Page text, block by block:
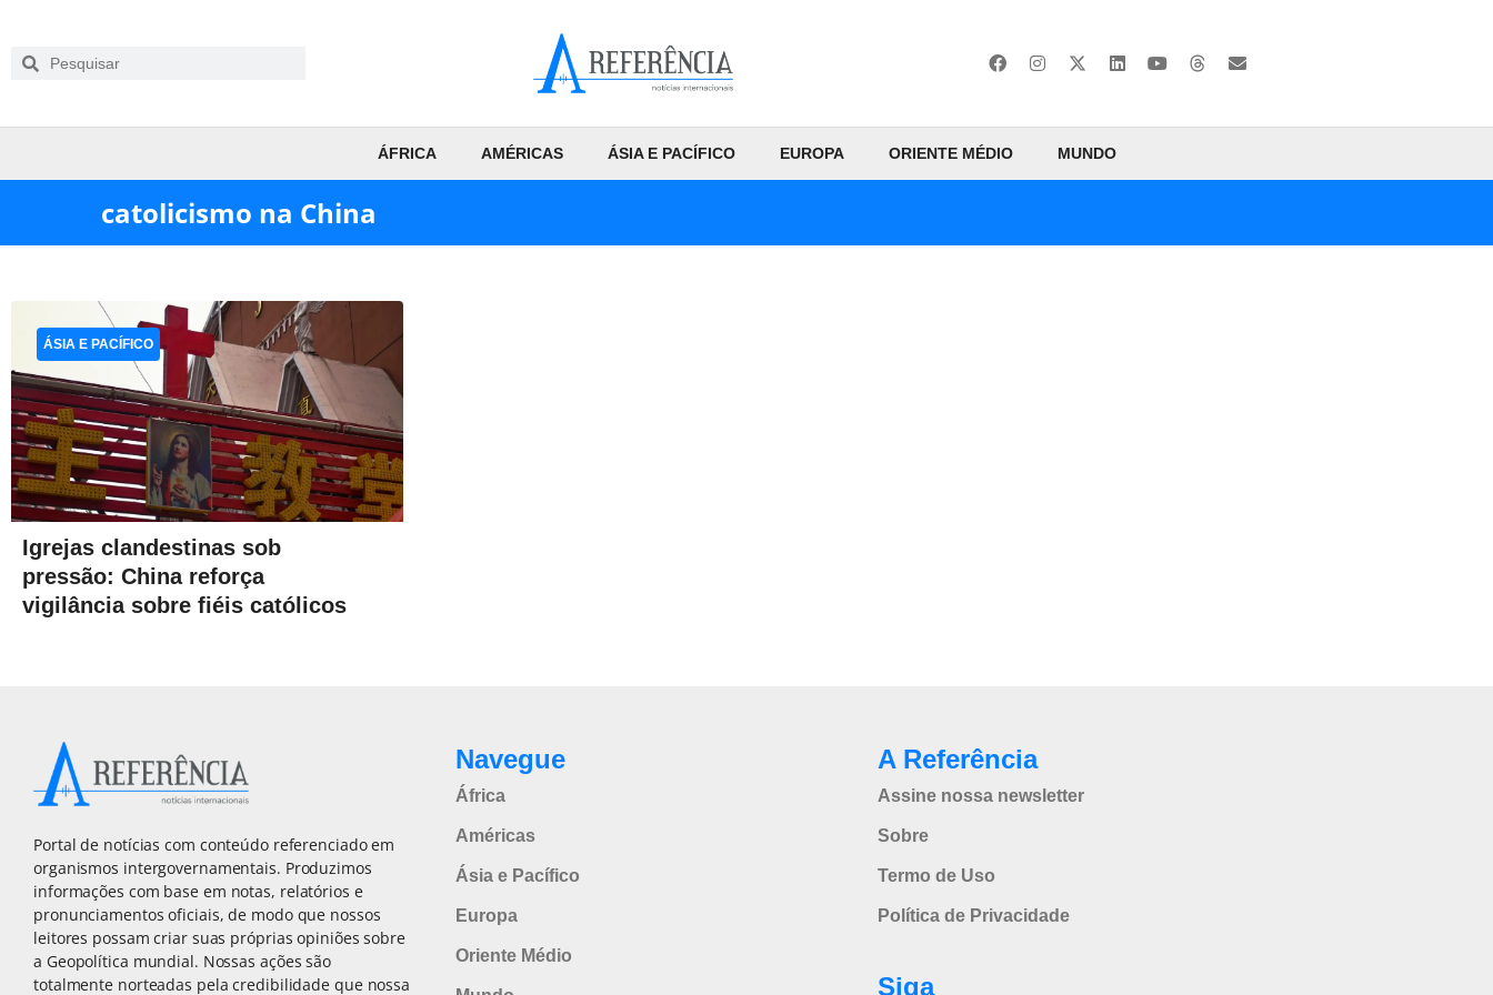
ÁFRICA AMÉRICAS ÁSIA E PACÍFICO EUROPA ORIENTE MÉDIO MUNDO
catolicismo na China
Igrejas clandestinas sob
pressão: China reforça
vigilância sobre fiéis católicos
ÁSIA E PACÍFICO
Portal de notícias com conteúdo referenciado em
organismos intergovernamentais. Produzimos
informações com base em notas, relatórios e
pronunciamentos oficiais, de modo que nossos
leitores possam criar suas próprias opiniões sobre
a Geopolítica mundial. Nossas ações são
totalmente norteadas pela credibilidade que nossa
Navegue
África
Américas
Ásia e Pacífico
Europa
Oriente Médio
A Referência
Assine nossa newsletter
Sobre
Termo de Uso
Política de Privacidade
Siga